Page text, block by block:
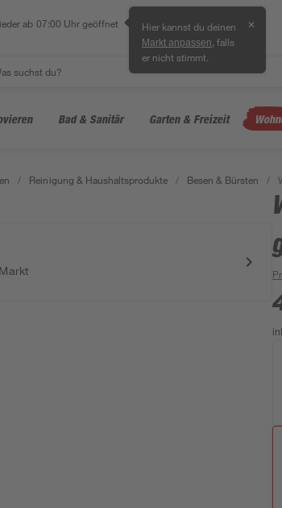
ab 07:00 Uhr geöffnet Hier kannst du deinen
Markt anpassen , falls
er nicht stimmt.
✕
Bad & Sanitär Garten & Freizeit
/ Reinigung & Haushaltsprodukte / Besen & Bürsten /